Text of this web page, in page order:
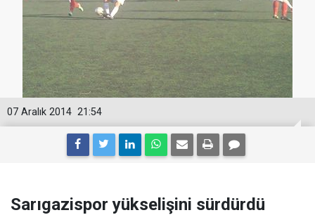
21:54
07 Aralık 2014
Sarıgazispor yükselişini sürdürdü